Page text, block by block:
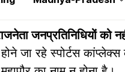
जनप्रतिनिधियों को
जा रहे स्पोर्टस